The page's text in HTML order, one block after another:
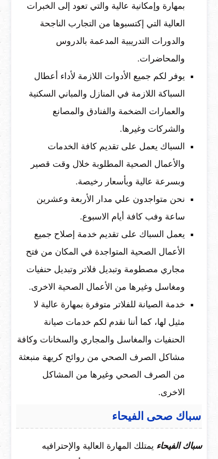
بمهارة وإمكانية عالية والتي تعود إلى الخبرات
العالية التي إكتسبوها من التجارب الناجحة
والدورات التدريبية المدعمة بالدروس
والمحاضرات.
يوفر لكم جميع الأدوات اللازمة لأداء أعطال
السباكة اللازمة في المنازل والمباني السكنية
والعمارات الضخمة والفنادق والمصانع
والشركات وغيرها.
السباك يعمل على تقديم كافة الخدمات
والأعمال الصحية المطلوبة خلال وقت قصير
وبسرعة عالية وبأسعار رخيصة.
نحن متواجدون علي مدار الأربعة وعشرين
ساعة وفب كافة أيام الاسبوع.
يعمل السباك على تقديم خدمة إصلاح جميع
الأعمال الصحية المتواجدة في المكان من فتح
مجاري مصطومة وتبديل فلاتر وتبديل حنفيات
ومغاسل وغيرها من الأعمال الصحية الاخرى.
خدمة الصيانة للفلاتر متوفرة بمهارة عالية لا
مثيل لها، كما أننا نقدم لكم خدمات صيانة
الحنفيات والمغاسل والمجاري والسخانات وكافة
مشاكل الصرف الصحي من روائح كريهة منبعثة
من الصرف الصحي وغيرها من المشاكل
الاخرى.
سباك صحى الفيحاء
سباك الفيحاء يمتلك المهارة العالية والإحترافيه